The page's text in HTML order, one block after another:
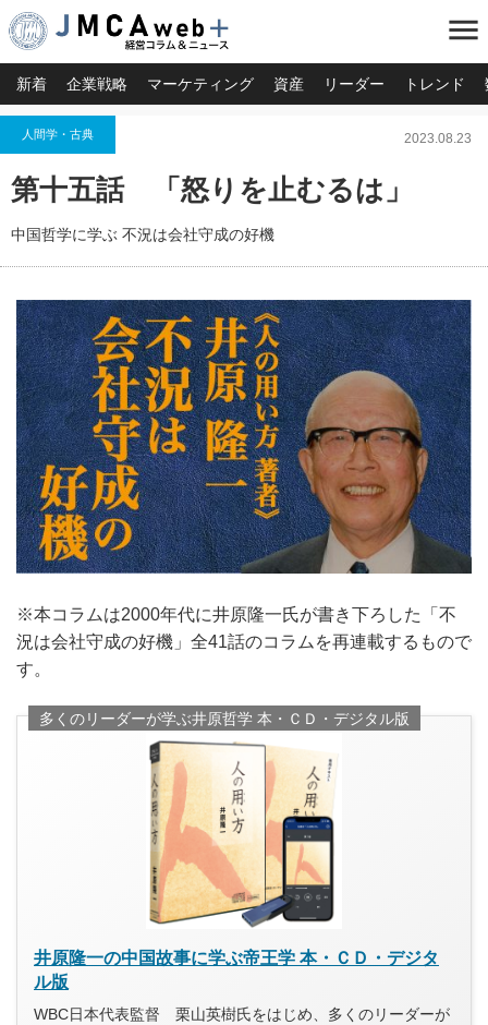
menu
新着 企業戦略 マーケティング 資産 リーダー トレンド
人間学・古典 2023.08.23
第十五話 「怒りを止むるは」
中国哲学に学ぶ 不況は会社守成の好機
※本コラムは2000年代に井原隆一氏が書き下ろした「不
況は会社守成の好機」全41話のコラムを再連載するもので
す。
多くのリーダーが学ぶ井原哲学 本・ＣＤ・デジタル版
井原隆一の中国故事に学ぶ帝王学 本・ＣＤ・デジタ
ル版
WBC日本代表監督 栗山英樹氏をはじめ、多くのリーダーが